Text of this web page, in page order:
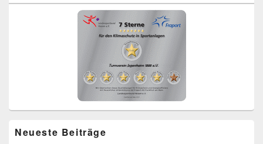
Neueste Beiträge